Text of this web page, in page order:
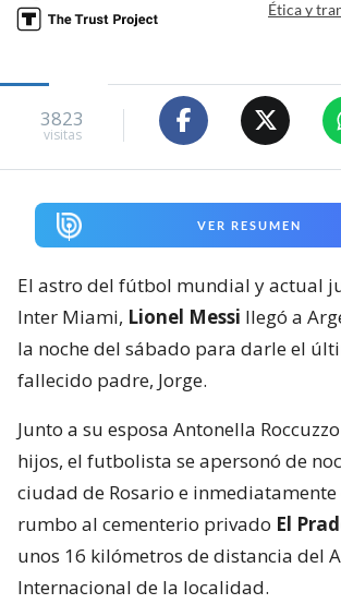
Ética y
3823
visitas
VER RESUMEN
El astro del fútbol mundial y actual
Inter Miami, Lionel Messi llegó a
la noche del sábado para darle el
fallecido padre, Jorge.
Junto a su esposa Antonella
hijos, el futbolista se apersonó de
ciudad de Rosario e
rumbo al cementerio privado El
unos 16 kilómetros de distancia del
Internacional de la localidad.